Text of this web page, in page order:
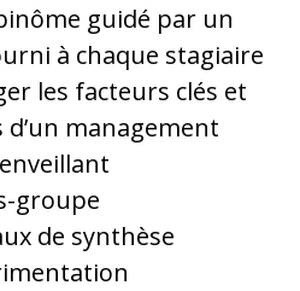
guidé par un
à chaque stagiaire
les facteurs clés et
management
groupe
de synthèse